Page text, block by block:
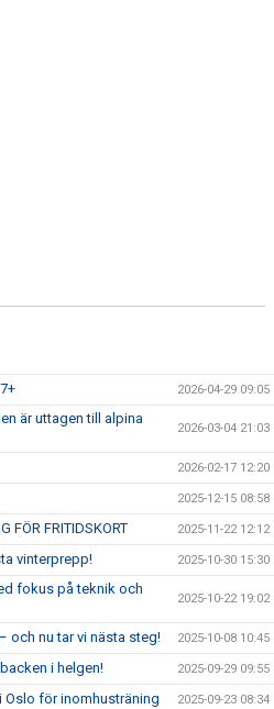
2026-04-29 09:05
är uttagen till alpina
2026-03-04 21:03
2026-02-17 12:20
2025-12-15 08:58
FÖR FRITIDSKORT 2025-11-22 12:12
vinterprepp! 2025-10-30 15:30
fokus på teknik och
2025-10-22 19:02
och nu tar vi nästa steg! 2025-10-08 10:45
i helgen! 2025-09-29 09:55
Oslo för inomhusträning 2025-09-23 08:34